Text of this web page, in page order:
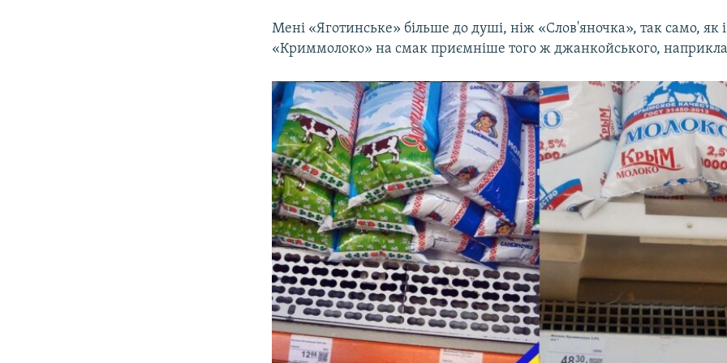
Мені «Яготинське» більше до душі, ніж «Слов'яночка», так само, як і
«Криммолоко» на смак приємніше того ж джанкойського,